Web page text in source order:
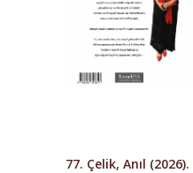
77. Çelik, Anıl (2026).